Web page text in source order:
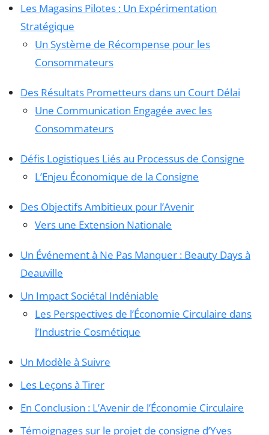
Les Magasins Pilotes : Un Expérimentation
Stratégique
Un Système de Récompense pour les
Consommateurs
Des Résultats Prometteurs dans un Court Délai
Une Communication Engagée avec les
Consommateurs
Défis Logistiques Liés au Processus de Consigne
L’Enjeu Économique de la Consigne
Des Objectifs Ambitieux pour l’Avenir
Vers une Extension Nationale
Un Événement à Ne Pas Manquer : Beauty Days à
Deauville
Un Impact Sociétal Indéniable
Les Perspectives de l’Économie Circulaire dans
l’Industrie Cosmétique
Un Modèle à Suivre
Les Leçons à Tirer
En Conclusion : L’Avenir de l’Économie Circulaire
Témoignages sur le projet de consigne d’Yves